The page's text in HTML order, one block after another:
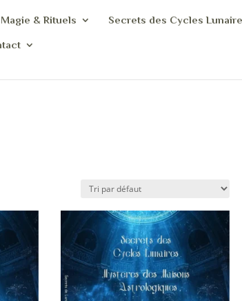
Magie & Rituels Secrets des Cycles